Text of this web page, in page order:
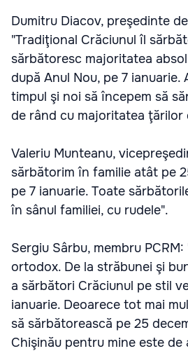
Dumitru Diacov, preşedinte
"Tradiţional Crăciunul îl
sărbătoresc majoritatea
după Anul Nou, pe 7 ianuarie.
timpul şi noi să începem să
de rând cu majoritatea ţărilor
Valeriu Munteanu,
sărbătorim în familie atât pe
pe 7 ianuarie. Toate
în sânul familiei, cu rudele".
Sergiu Sârbu, membru
ortodox. De la străbunei şi
a sărbători Crăciunul pe stil
ianuarie. Deoarece tot mai
să sărbătorească pe 25
Chişinău pentru mine este de